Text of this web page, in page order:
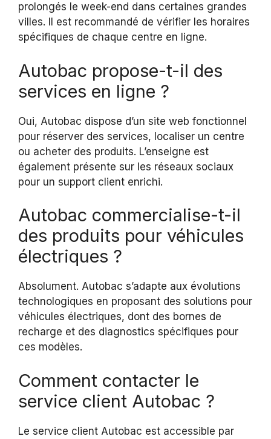
prolongés le week-end dans certaines grandes
villes. Il est recommandé de vérifier les horaires
spécifiques de chaque centre en ligne.
Autobac propose-t-il des
services en ligne ?
Oui, Autobac dispose d’un site web fonctionnel
pour réserver des services, localiser un centre
ou acheter des produits. L’enseigne est
également présente sur les réseaux sociaux
pour un support client enrichi.
Autobac commercialise-t-il
des produits pour véhicules
électriques ?
Absolument. Autobac s’adapte aux évolutions
technologiques en proposant des solutions pour
véhicules électriques, dont des bornes de
recharge et des diagnostics spécifiques pour
ces modèles.
Comment contacter le
service client Autobac ?
Le service client Autobac est accessible par